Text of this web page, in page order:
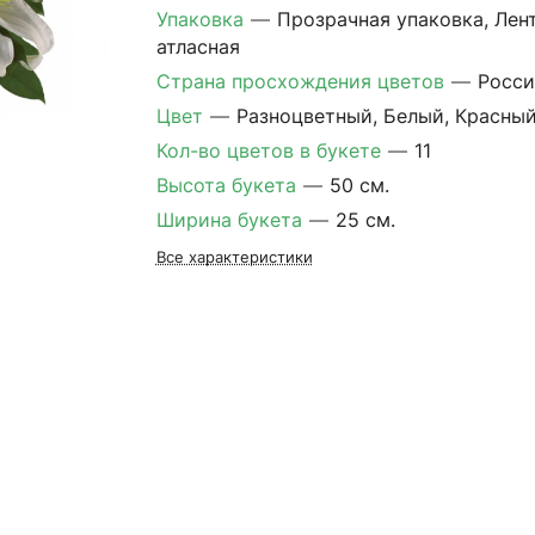
Упаковка — Прозрачная упаковка,
атласная
Страна просхождения цветов —
Цвет — Разноцветный, Белый,
Кол-во цветов в букете — 11
Высота букета — 50 см.
Ширина букета — 25 см.
Все характеристики